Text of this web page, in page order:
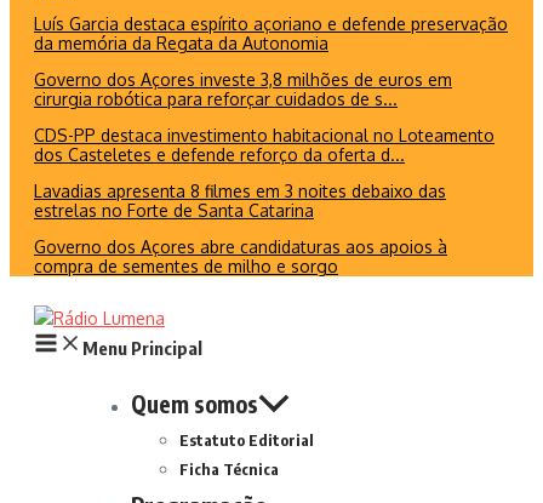
Luís Garcia destaca espírito açoriano e defende preservação
da memória da Regata da Autonomia
Governo dos Açores investe 3,8 milhões de euros em
cirurgia robótica para reforçar cuidados de s...
CDS-PP destaca investimento habitacional no Loteamento
dos Casteletes e defende reforço da oferta d...
Lavadias apresenta 8 filmes em 3 noites debaixo das
estrelas no Forte de Santa Catarina
Governo dos Açores abre candidaturas aos apoios à
compra de sementes de milho e sorgo
Menu Principal
Quem somos
Estatuto Editorial
Ficha Técnica